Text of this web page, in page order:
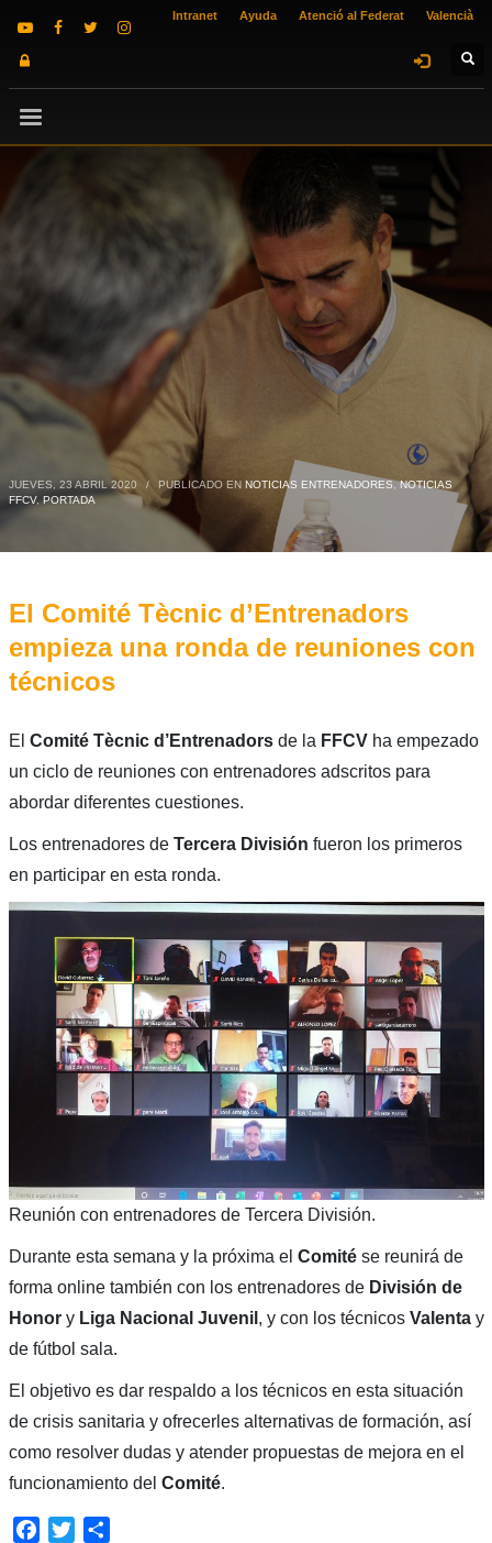
Intranet Ayuda Atenció al Federat Valencià
JUEVES, 23 ABRIL 2020 / PUBLICADO EN NOTICIAS ENTRENADORES,NOTICIAS
FFCV, PORTADA
El Comité Tècnic d’Entrenadors
empieza una ronda de reuniones con
técnicos
El Comité Tècnic d’Entrenadors de la FFCVha empezado
un ciclo de reuniones con entrenadores adscritos para
abordar diferentes cuestiones.
Los entrenadores de Tercera División fueron los primeros
en participar en esta ronda.
Reunión con entrenadores de Tercera División.
Durante esta semana y la próxima el Comitése reunirá de
forma online también con los entrenadores de División de
Honor y Liga Nacional Juvenil , y con los técnicos Valentay
de fútbol sala.
El objetivo es dar respaldo a los técnicos en esta situación
de crisis sanitaria y ofrecerles alternativas de formación, así
como resolver dudas y atender propuestas de mejora en el
funcionamiento del Comité.
Facebook
Twitter